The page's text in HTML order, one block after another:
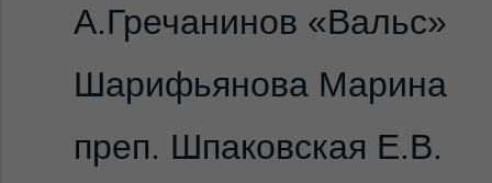
А.Гречанинов «Вальс»
Шарифьянова Марина
преп. Шпаковская Е.В.